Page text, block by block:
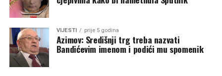
VIJESTI prije 5 godina
Azimov: Središnji trg treba nazvati
Bandićevim imenom i podići mu spomenik